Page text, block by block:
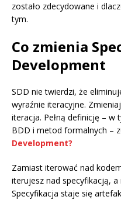
zostało zdecydowane i
tym.
Co zmienia
Development
SDD nie twierdzi, że
wyraźnie iteracyjne.
iteracja. Pełną definicję –
BDD i metod formalnych –
Development?
Zamiast iterować nad
iterujesz nad specyfikacją,
Specyfikacja staje się